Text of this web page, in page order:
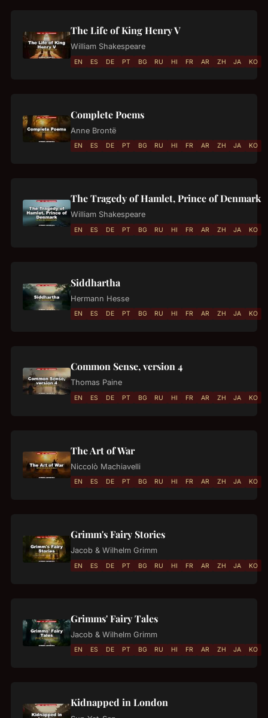
The Life of King Henry V
William Shakespeare
EN ES DE PT BG RU HI FR AR ZH JA KO
Complete Poems
Anne Brontë
EN ES DE PT BG RU HI FR AR ZH JA KO
The Tragedy of Hamlet, Prince of Denmark
William Shakespeare
EN ES DE PT BG RU HI FR AR ZH JA KO
Siddhartha
Hermann Hesse
EN ES DE PT BG RU HI FR AR ZH JA KO
Common Sense, version 4
Thomas Paine
EN ES DE PT BG RU HI FR AR ZH JA KO
The Art of War
Niccolò Machiavelli
EN ES DE PT BG RU HI FR AR ZH JA KO
Grimm's Fairy Stories
Jacob & Wilhelm Grimm
EN ES DE PT BG RU HI FR AR ZH JA KO
Grimms' Fairy Tales
Jacob & Wilhelm Grimm
EN ES DE PT BG RU HI FR AR ZH JA KO
Kidnapped in London